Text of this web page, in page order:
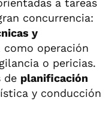
a tareas
concurrencia:
y
como operación
o pericias.
de planificación
y conducción